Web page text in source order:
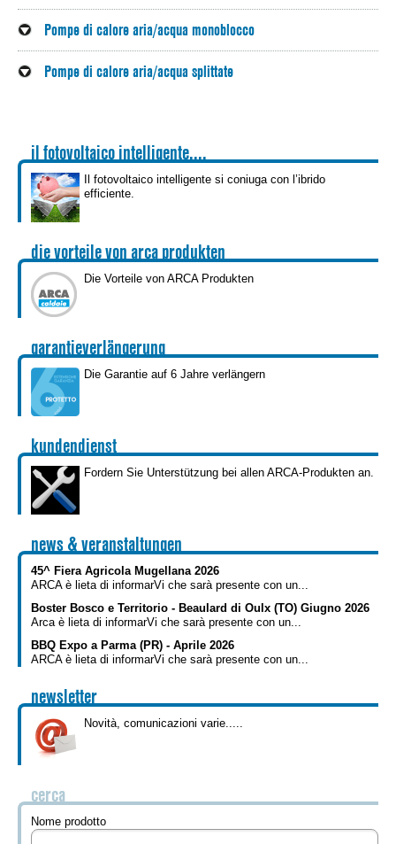
Pompe di calore aria/acqua monoblocco
Pompe di calore aria/acqua splittate
il fotovoltaico intelligente....
Il fotovoltaico intelligente si coniuga con l’ibrido
efficiente.
die vorteile von arca produkten
Die Vorteile von ARCA Produkten
garantieverlängerung
Die Garantie auf 6 Jahre verlängern
kundendienst
Fordern Sie Unterstützung bei allen ARCA-Produkten an.
news & veranstaltungen
45^ Fiera Agricola Mugellana 2026
ARCA è lieta di informarVi che sarà presente con un...
Boster Bosco e Territorio - Beaulard di Oulx (TO) Giugno 2026
Arca è lieta di informarVi che sarà presente con un...
BBQ Expo a Parma (PR) - Aprile 2026
ARCA è lieta di informarVi che sarà presente con un...
newsletter
Novità, comunicazioni varie.....
cerca
Nome prodotto